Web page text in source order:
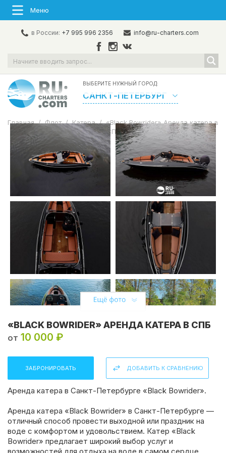
Меню
в России: +7 995 996 2356 info@ru-charters.com
ВЫБЕРИТЕ НУЖНЫЙ ГОРОД:
САНКТ-ПЕТЕРБУРГ
Главная / Флот / Катера / «Black Bowrider» Аренда катера в
СПб
«BLACK BOWRIDER» АРЕНДА КАТЕРА В СПБ
от 10 000 ₽
ЗАБРОНИРОВАТЬ ДОБАВИТЬ К СРАВНЕНИЮ
Аренда катера в Санкт-Петербурге «Black Bowrider».
Аренда катера «Black Bowrider» в Санкт-Петербурге —
отличный способ провести выходной или праздник на
воде с комфортом и удовольствием. Катер «Black
Bowrider» предлагает широкий выбор услуг и